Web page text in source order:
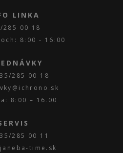
LINKA
285 00 18
8:00 - 16:00
285 00 18
8:00 – 16.00
285 00 11
time.sk